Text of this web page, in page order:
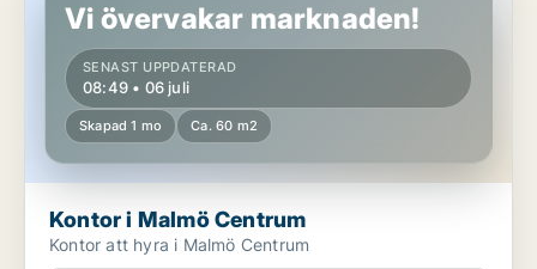
Vi övervakar marknaden!
SENAST UPPDATERAD
08:49 • 06 juli
Skapad 1 mo Ca. 60 m2
Kontor i Malmö Centrum
Kontor att hyra i Malmö Centrum